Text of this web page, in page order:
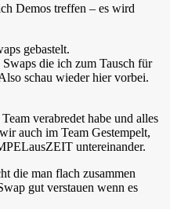
Demos treffen – es wird
gebastelt.
die ich zum Tausch für
schau wieder hier vorbei.
verabredet habe und alles
auch im Team Gestempelt,
untereinander.
die man flach zusammen
gut verstauen wenn es